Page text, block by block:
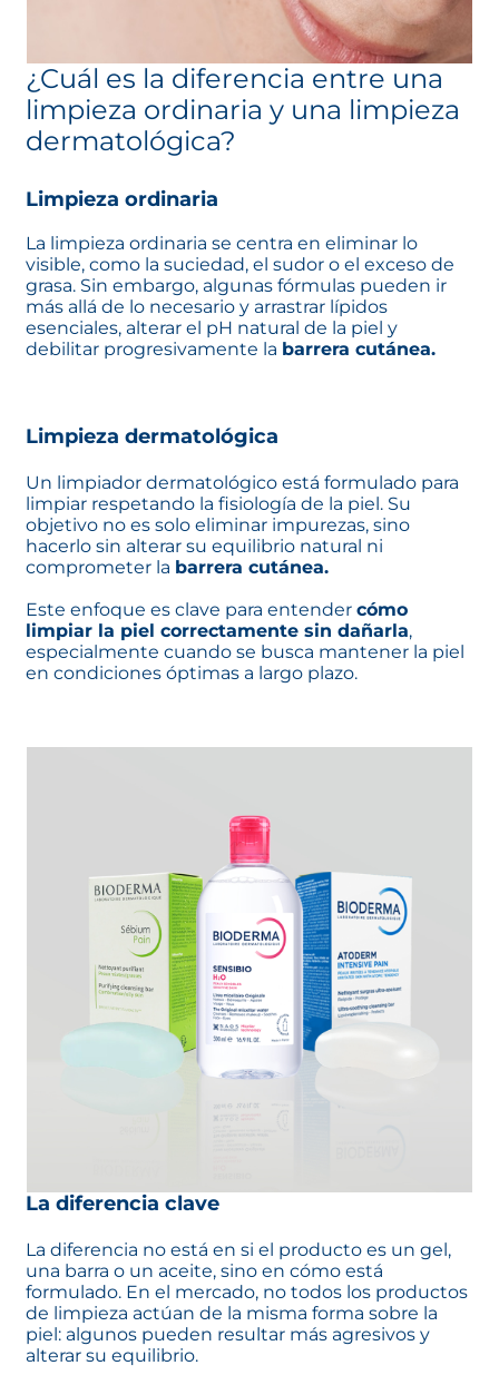
¿Cuál es la diferencia entre una
limpieza ordinaria y una limpieza
dermatológica?
Limpieza ordinaria
La limpieza ordinaria se centra en eliminar lo
visible, como la suciedad, el sudor o el exceso de
grasa. Sin embargo, algunas fórmulas pueden ir
más allá de lo necesario y arrastrar lípidos
esenciales, alterar el pH natural de la piel y
debilitar progresivamente la barrera cutánea.
Limpieza dermatológica
Un limpiador dermatológico está formulado para
limpiar respetando la fisiología de la piel. Su
objetivo no es solo eliminar impurezas, sino
hacerlo sin alterar su equilibrio natural ni
comprometer la barrera cutánea.
Este enfoque es clave para entender cómo
limpiar la piel correctamente sin dañarla,
especialmente cuando se busca mantener la piel
en condiciones óptimas a largo plazo.
La diferencia clave
La diferencia no está en si el producto es un gel,
una barra o un aceite, sino en cómo está
formulado. En el mercado, no todos los productos
de limpieza actúan de la misma forma sobre la
piel: algunos pueden resultar más agresivos y
alterar su equilibrio.